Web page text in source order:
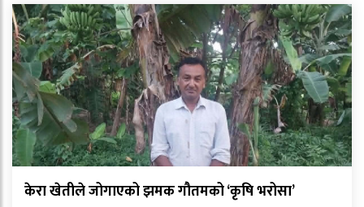
केरा खेतीले जोगाएको झमक गौतमको ‘कृषि भरोसा’